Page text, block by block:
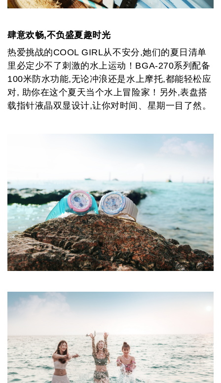
肆意欢畅,不负盛夏趣时光
热爱挑战的COOL GIRL从不安分,她们的夏日清单
里必定少不了刺激的水上运动！ BGA-270系列配备
100米防水功能,无论冲浪还是水上摩托,都能轻松应
对, 助你在这个夏天当个水上冒险家！另外,表盘搭
载指针液晶双显设计,让你对时间、星期一目了然。